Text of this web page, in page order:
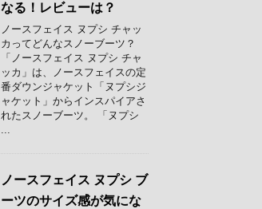
なる！レビューは？
ノースフェイス ヌプシ チャッ
カってどんなスノーブーツ？
「ノースフェイス ヌプシ チャ
ッカ」は、ノースフェイスの定
番ダウンジャケット「ヌプシジ
ャケット」からインスパイアさ
れたスノーブーツ。 「ヌプシ
...
ノースフェイス ヌプシ ブ
ーツのサイズ感が気にな